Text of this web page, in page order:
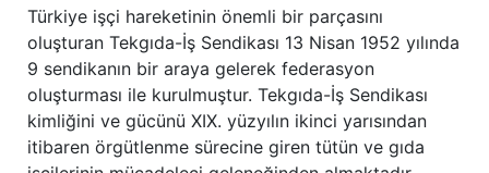
Türkiye işçi hareketinin önemli bir parçasını
oluşturan Tekgıda-İş Sendikası 13 Nisan 1952 yılında
9 sendikanın bir araya gelerek federasyon
oluşturması ile kurulmuştur. Tekgıda-İş Sendikası
kimliğini ve gücünü XIX. yüzyılın ikinci yarısından
itibaren örgütlenme sürecine giren tütün ve gıda